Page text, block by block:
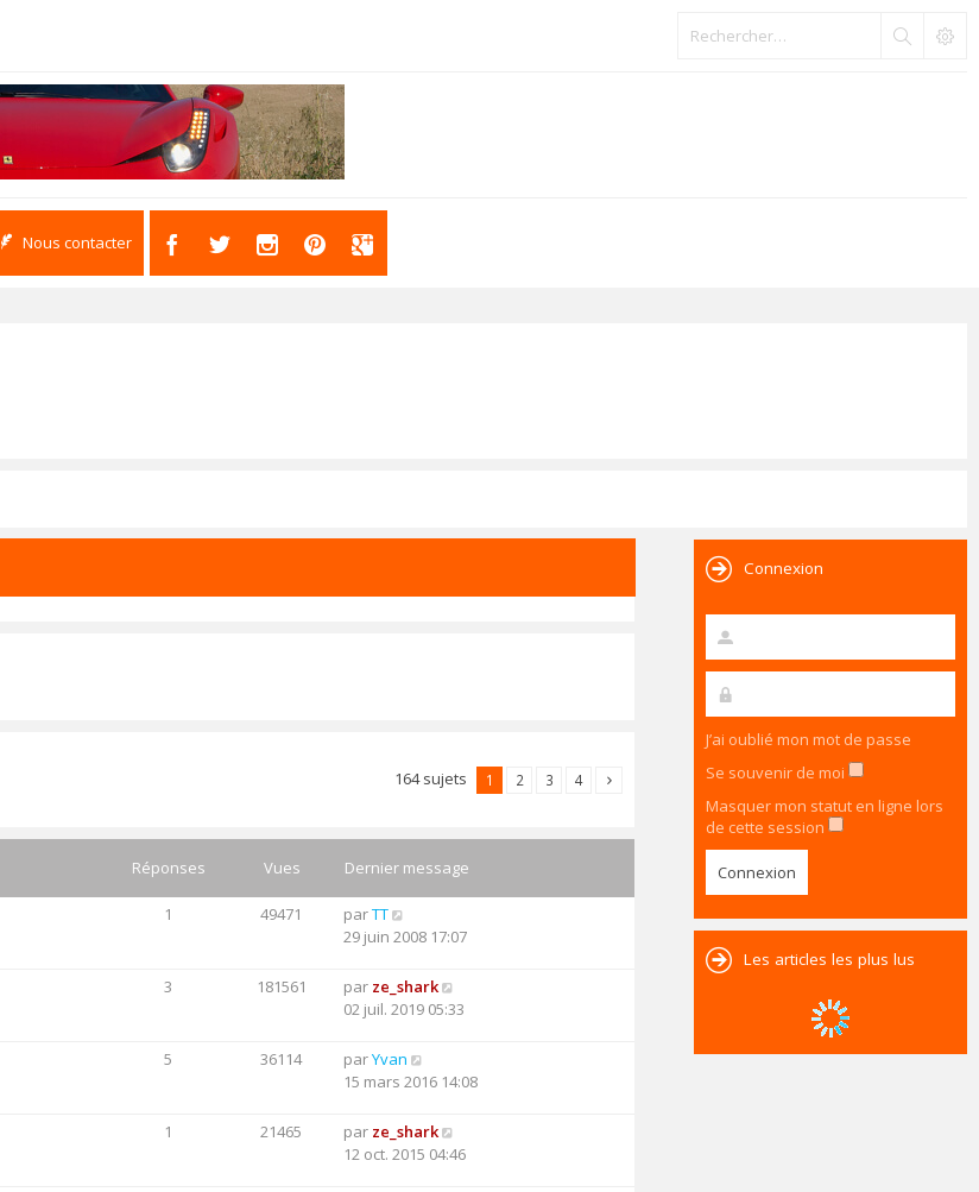
Nous contacter
164 sujets 1 2 3 4
Réponses Vues Dernier message
1 49471 parTT
29 juin 2008 17:07
3 181561 par ze_shark
02 juil. 2019 05:33
5 36114 parYvan
15 mars 2016 14:08
1 21465 par ze_shark
12 oct. 2015 04:46
Connexion
J’ai oublié mon mot de passe
Se souvenir de moi
Masquer mon statut en ligne lors
de cette session
Les articles les plus lus